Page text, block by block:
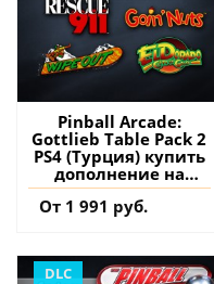
Pinball Arcade:
Gottlieb Table Pack 2
PS4 (Турция) купить
дополнение на
аккаунт
От 1 991 руб.
DLC